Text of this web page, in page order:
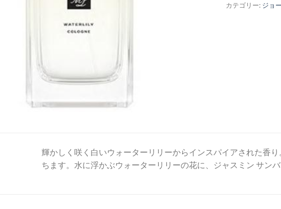
カテゴリー: ジョ
輝かしく咲く白いウォーターリリーからインスパイアされた香
ちます。水に浮かぶウォーターリリーの花に、ジャスミン サン